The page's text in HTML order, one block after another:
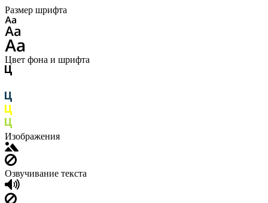
Размер шрифта
Цвет фона и шрифта
Изображения
Озвучивание текста